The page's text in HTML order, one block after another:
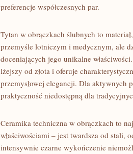
preferencje współczesnych par.
Tytan w obrączkach ślubnych to
przemyśle lotniczym i medycznym, ale
doceniających jego unikalne
lżejszy od złota i oferuje
przemysłowej elegancji. Dla aktywnych
praktyczność niedostępną dla
Ceramika techniczna w obrączkach to
właściwościami – jest twardsza od stali,
intensywnie czarne wykończenie